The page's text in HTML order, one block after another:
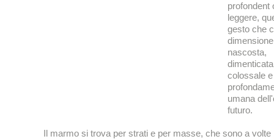
profondent
leggere,
gesto che
dimensione
nascosta,
colossale e
umana
futuro.
Il marmo si trova per strati e per masse, che sono a volte